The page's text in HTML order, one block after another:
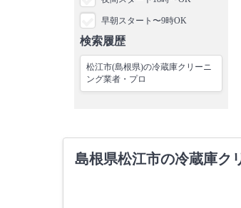
早朝スタート〜9時OK
検索履歴
松江市(島根県)の冷蔵庫クリーニ
ング業者・プロ
島根県松江市の冷蔵庫ク